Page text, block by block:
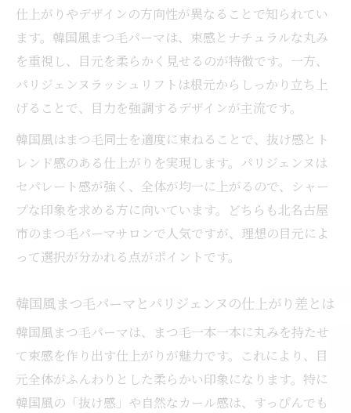
仕上がりやデザインの方向性が異なることで知られてい
ます。韓国風まつ毛パーマは、束感とナチュラルな丸み
を重視し、目元を柔らかく見せるのが特徴です。一方、
パリジェンヌラッシュリフトは根元からしっかり立ち上
げることで、目力を強調するデザインが主流です。
韓国風はまつ毛同士を適度に束ねることで、抜け感とト
レンド感のある仕上がりを実現します。パリジェンヌは
セパレート感が強く、全体が均一に上がるので、シャー
プな印象を求める方に向いています。どちらも北名古屋
市のまつ毛パーマサロンで人気ですが、理想の目元によ
って選択が分かれる点がポイントです。
韓国風まつ毛パーマとパリジェンヌの仕上がり差とは
韓国風まつ毛パーマは、まつ毛一本一本に丸みを持たせ
て束感を作り出す仕上がりが魅力です。これにより、目
元全体がふんわりとした柔らかい印象になります。特に
韓国風の「抜け感」や自然なカール感は、すっぴんでも